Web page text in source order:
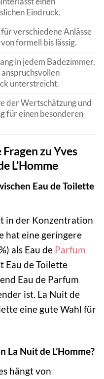
Eindruck.
verschiedene Anlässe
formell bis lässig.
in jedem Badezimmer,
unterstreicht.
der Wertschätzung und
für einen besonderen
zu Yves
L’Homme
Eau de Toilette
in der Konzentration
hat eine geringere
als Eau de Parfum
Eau de Toilette
Eau de Parfum
ist. La Nuit de
eine gute Wahl für
Nuit de L’Homme?
hängt von